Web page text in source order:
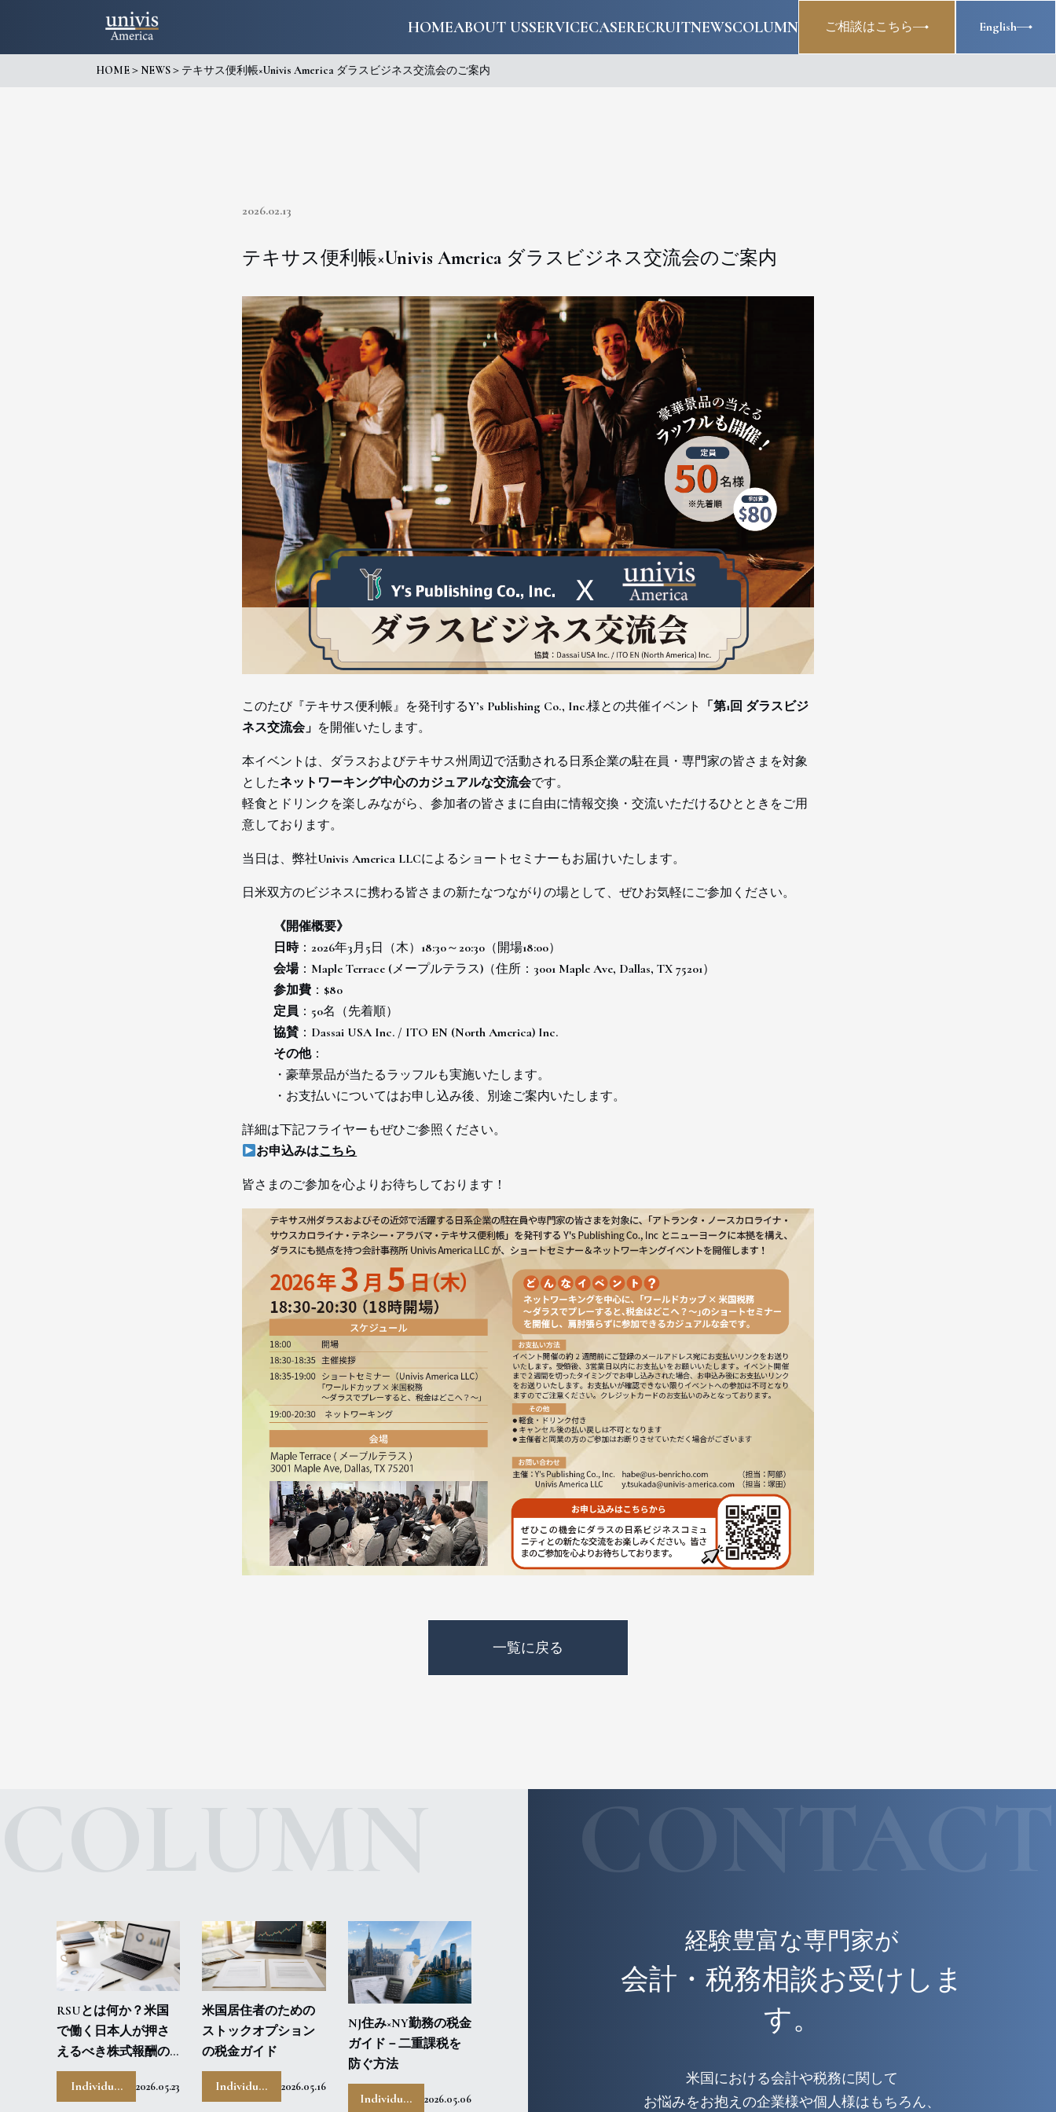
HOMEABOUT USSERVICECASERECRUITNEWSCOLUMN ご相談はこちら English
HOME＞ NEWS＞ テキサス便利帳×Univis America ダラスビジネス交流会のご案内
2026.02.13
テキサス便利帳×Univis America ダラスビジネス交流会のご案内
このたび『テキサス便利帳』を発刊するY’s Publishing Co., Inc.様との共催イベント
「第1回 ダラスビジ
ネス交流会」 を開催いたします。
本イベントは、ダラスおよびテキサス州周辺で活動される日系企業の駐在員・専門家の皆さまを対象
としたネットワーキング中心のカジュアルな交流会です。
軽食とドリンクを楽しみながら、参加者の皆さまに自由に情報交換・交流いただけるひとときをご用
意しております。
当日は、弊社Univis America LLCによるショートセミナーもお届けいたします。
日米双方のビジネスに携わる皆さまの新たなつながりの場として、ぜひお気軽にご参加ください。
《開催概要》
日時：2026年3月5日（木）18:30～20:30（開場18:00）
会場：Maple Terrace (メープルテラス)（住所：3001 Maple Ave, Dallas, TX 75201）
参加費 ：$80
定員 ：50名（先着順）
協賛 ：Dassai USA Inc. / ITO EN (North America) Inc.
その他：
・豪華景品が当たるラッフルも実施いたします。
・お支払いについてはお申し込み後、別途ご案内いたします。
詳細は下記フライヤーもぜひご参照ください。
お申込みはこちら
皆さまのご参加を心よりお待ちしております！
一覧に戻る
RSUとは何か？米国
で働く日本人が押さ
えるべき株式報酬の
基本と税務
Individual
Tax
2026.05.23
米国居住者のための
ストックオプション
の税金ガイド
Individual
Tax
2026.05.16
NJ住み×NY勤務の税金
ガイド－二重課税を
防ぐ方法
Individual 2026.05.06
経験豊富な専門家が
会計・税務相談お受けしま
す。
米国における会計や税務に関して
お悩みをお抱えの企業様や個人様はもちろん、